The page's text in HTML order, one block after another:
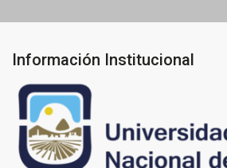
Información Institucional